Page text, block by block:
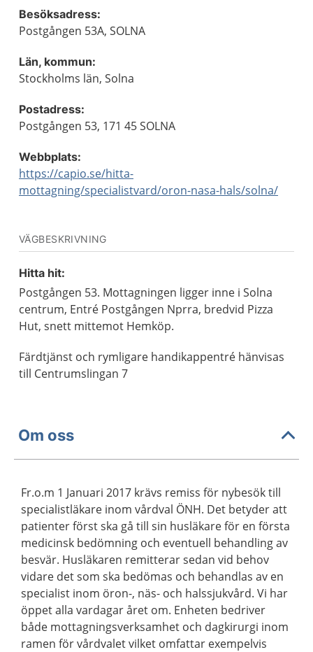
Besöksadress:
Postgången 53A, SOLNA
Län, kommun:
Stockholms län, Solna
Postadress:
Postgången 53, 171 45 SOLNA
Webbplats:
https://capio.se/hitta-
mottagning/specialistvard/oron-nasa-hals/solna/
VÄGBESKRIVNING
Hitta hit:
Postgången 53. Mottagningen ligger inne i Solna
centrum, Entré Postgången Nprra, bredvid Pizza
Hut, snett mittemot Hemköp.
Färdtjänst och rymligare handikappentré hänvisas
till Centrumslingan 7
Om oss
Fr.o.m 1 Januari 2017 krävs remiss för nybesök till
specialistläkare inom vårdval ÖNH. Det betyder att
patienter först ska gå till sin husläkare för en första
medicinsk bedömning och eventuell behandling av
besvär. Husläkaren remitterar sedan vid behov
vidare det som ska bedömas och behandlas av en
specialist inom öron-, näs- och halssjukvård. Vi har
öppet alla vardagar året om. Enheten bedriver
både mottagningsverksamhet och dagkirurgi inom
ramen för vårdvalet vilket omfattar exempelvis